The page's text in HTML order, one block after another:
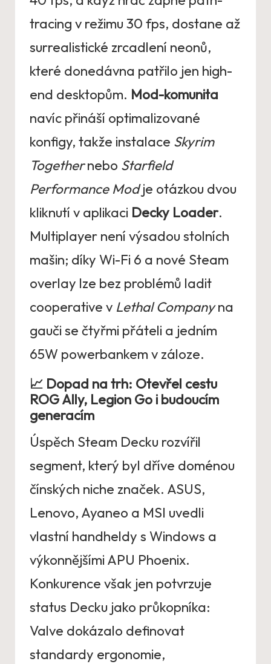
tracing v režimu 30 fps, dostane až
surrealistické zrcadlení neonů,
které donedávna patřilo jen high-
end desktopům. Mod-komunita
navíc přináší optimalizované
konfigy, takže instalace Skyrim
Togethernebo Starfield
Performance Modje otázkou dvou
kliknutí v aplikaci Decky Loader.
Multiplayer není výsadou stolních
mašin; díky Wi-Fi 6 a nové Steam
overlay lze bez problémů ladit
cooperative v Lethal Companyna
gauči se čtyřmi přáteli a jedním
65W powerbankem v záloze.
📈 Dopad na trh: Otevřel cestu
ROG Ally, Legion Go i budoucím
generacím
Úspěch Steam Decku rozvířil
segment, který byl dříve doménou
čínských niche značek. ASUS,
Lenovo, Ayaneo a MSI uvedli
vlastní handheldy s Windows a
výkonnějšími APU Phoenix.
Konkurence však jen potvrzuje
status Decku jako průkopníka:
Valve dokázalo definovat
standardy ergonomie,